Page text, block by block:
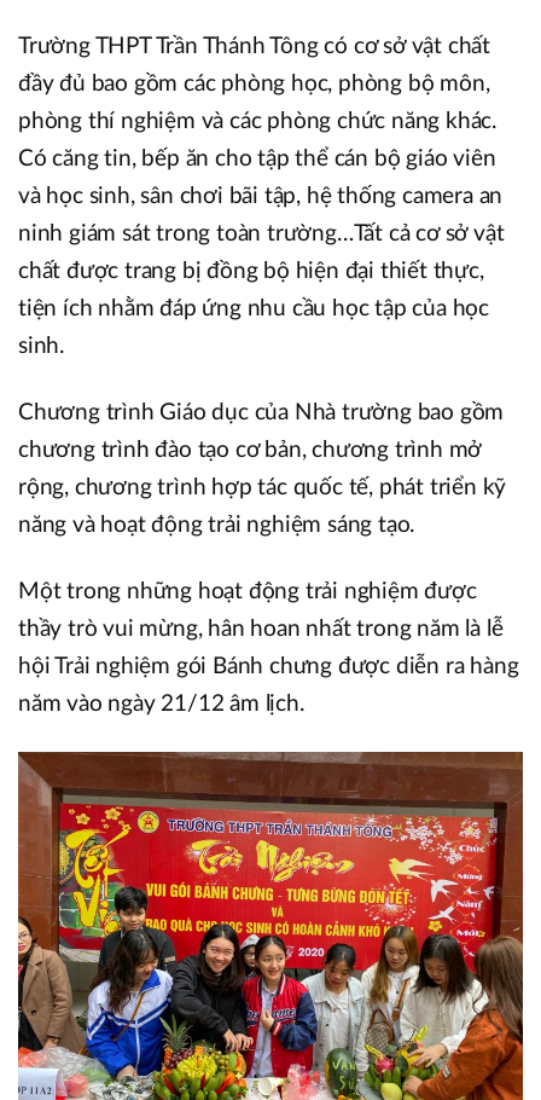
Trường THPT Trần Thánh Tông có cơ sở vật chất
đầy đủ bao gồm các phòng học, phòng bộ môn,
phòng thí nghiệm và các phòng chức năng khác.
Có căng tin, bếp ăn cho tập thể cán bộ giáo viên
và học sinh, sân chơi bãi tập, hệ thống camera an
ninh giám sát trong toàn trường…Tất cả cơ sở vật
chất được trang bị đồng bộ hiện đại thiết thực,
tiện ích nhằm đáp ứng nhu cầu học tập của học
sinh.
Chương trình Giáo dục của Nhà trường bao gồm
chương trình đào tạo cơ bản, chương trình mở
rộng, chương trình hợp tác quốc tế, phát triển kỹ
năng và hoạt động trải nghiệm sáng tạo.
Một trong những hoạt động trải nghiệm được
thầy trò vui mừng, hân hoan nhất trong năm là lễ
hội Trải nghiệm gói Bánh chưng được diễn ra hàng
năm vào ngày 21/12 âm lịch.